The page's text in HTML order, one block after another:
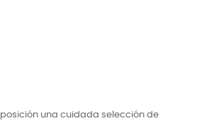
una cuidada selección de